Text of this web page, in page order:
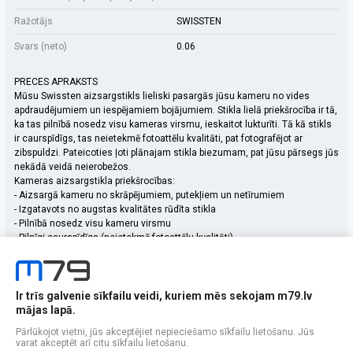
Ražotājs SWISSTEN
Svars (neto) 0.06
PRECES APRAKSTS
Mūsu Swissten aizsargstikls lieliski pasargās jūsu kameru no vides
apdraudējumiem un iespējamiem bojājumiem. Stikla lielā priekšrocība ir tā,
ka tas pilnībā nosedz visu kameras virsmu, ieskaitot lukturīti. Tā kā stikls
ir caurspīdīgs, tas neietekmē fotoattēlu kvalitāti, pat fotografējot ar
zibspuldzi. Pateicoties ļoti plānajam stikla biezumam, pat jūsu pārsegs jūs
nekādā veidā neierobežos.
Kameras aizsargstikla priekšrocības:
- Aizsargā kameru no skrāpējumiem, putekļiem un netīrumiem
- Izgatavots no augstas kvalitātes rūdīta stikla
- Pilnībā nosedz visu kameru virsmu
- Pilnīgi caurspīdīgs (neietekmē fotoattēlu kvalitāti)
Swissten rūdīta stikla kameras aizsargs, Caurspīdīgs, Cietība: 9H,
Biezums: 0,3mm, Iepakojumā ir tīrīšanas lupatiņa, spirta lupatiņa, slotiņa
un putekļu uzlīmes. Iepakots Swissten blisterī.
Ir trīs galvenie sīkfailu veidi, kuriem mēs sekojam m79.lv
mājas lapā.
Pārlūkojot vietni, jūs akceptējiet nepieciešamo sīkfailu lietošanu. Jūs
varat akceptēt arī citu sīkfailu lietošanu.